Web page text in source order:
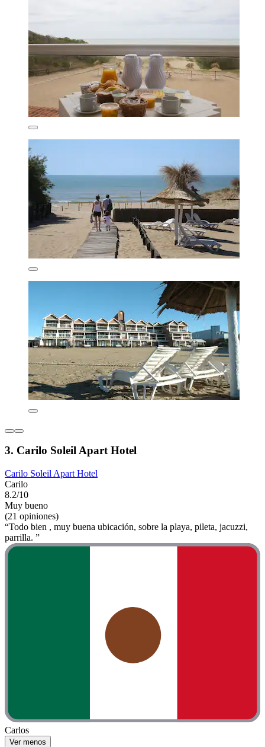
3. Carilo Soleil Apart Hotel
Carilo Soleil Apart Hotel
Carilo
8.2/10
Muy bueno
(21 opiniones)
“Todo bien , muy buena ubicación, sobre la playa, pileta, jacuzzi,
parrilla. ”
Carlos
Ver menos